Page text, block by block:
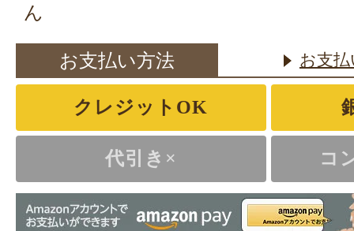
ん
お支払い方法 お支
クレジットOK
代引き× コ